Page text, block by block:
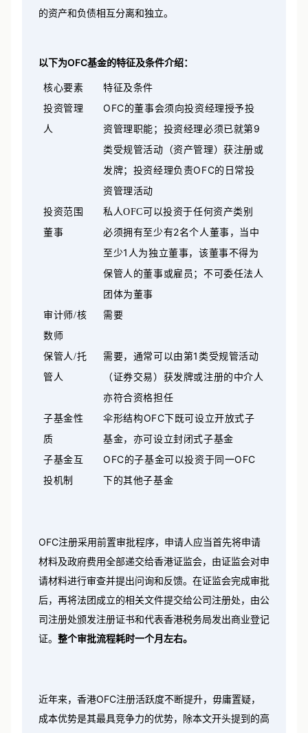
的资产和负债相互分离和独立。
以下为OFC基金的特征及条件介绍：
核心要素
特征及条件
投资管理
人
OFC的董事会须向投资经理授予投
资管理职能；投资经理必须已就第 9
类受规管活动（资产管理）获注册或
发牌；投资经理负责OFC的日常投
资管理活动
投资范围
私人OFC 可以投资于任何资产类别
董事
必须拥有至少有2名个人董事，当中
至少1 人为独立董事，该董事不得为
保管人的董事或雇员；不可委任法人
团体为董事
审计师/核
数师
需要
保管人/托
管人
需要，通常可以由第1 类受规管活动
（证券交易）获发牌或注册的中介人
亦符合资格担任
子基金性
质
伞形结构OFC 下既可设立开放式子
基金，亦可设立封闭式子基金
子基金互
投机制
OFC的子基金可以投资于同一OFC
下的其他子基金
OFC注册采用前置审批程序，申请人应当首先将申请
材料及政府费用全部递交给香港证监会，由证监会对申
请材料进行审查并提出问询和反馈。在证监会完成审批
后，再将法团成立的相关文件提交给公司注册处，由公
司注册处颁发注册证书和代表香港税务局发出商业登记
证。 整个审批流程耗时一个月左右。
近年来，香港OFC注册活跃度不断提升，毋庸置疑，
成本优势是其最具竞争力的优势，除本文开头提到的高